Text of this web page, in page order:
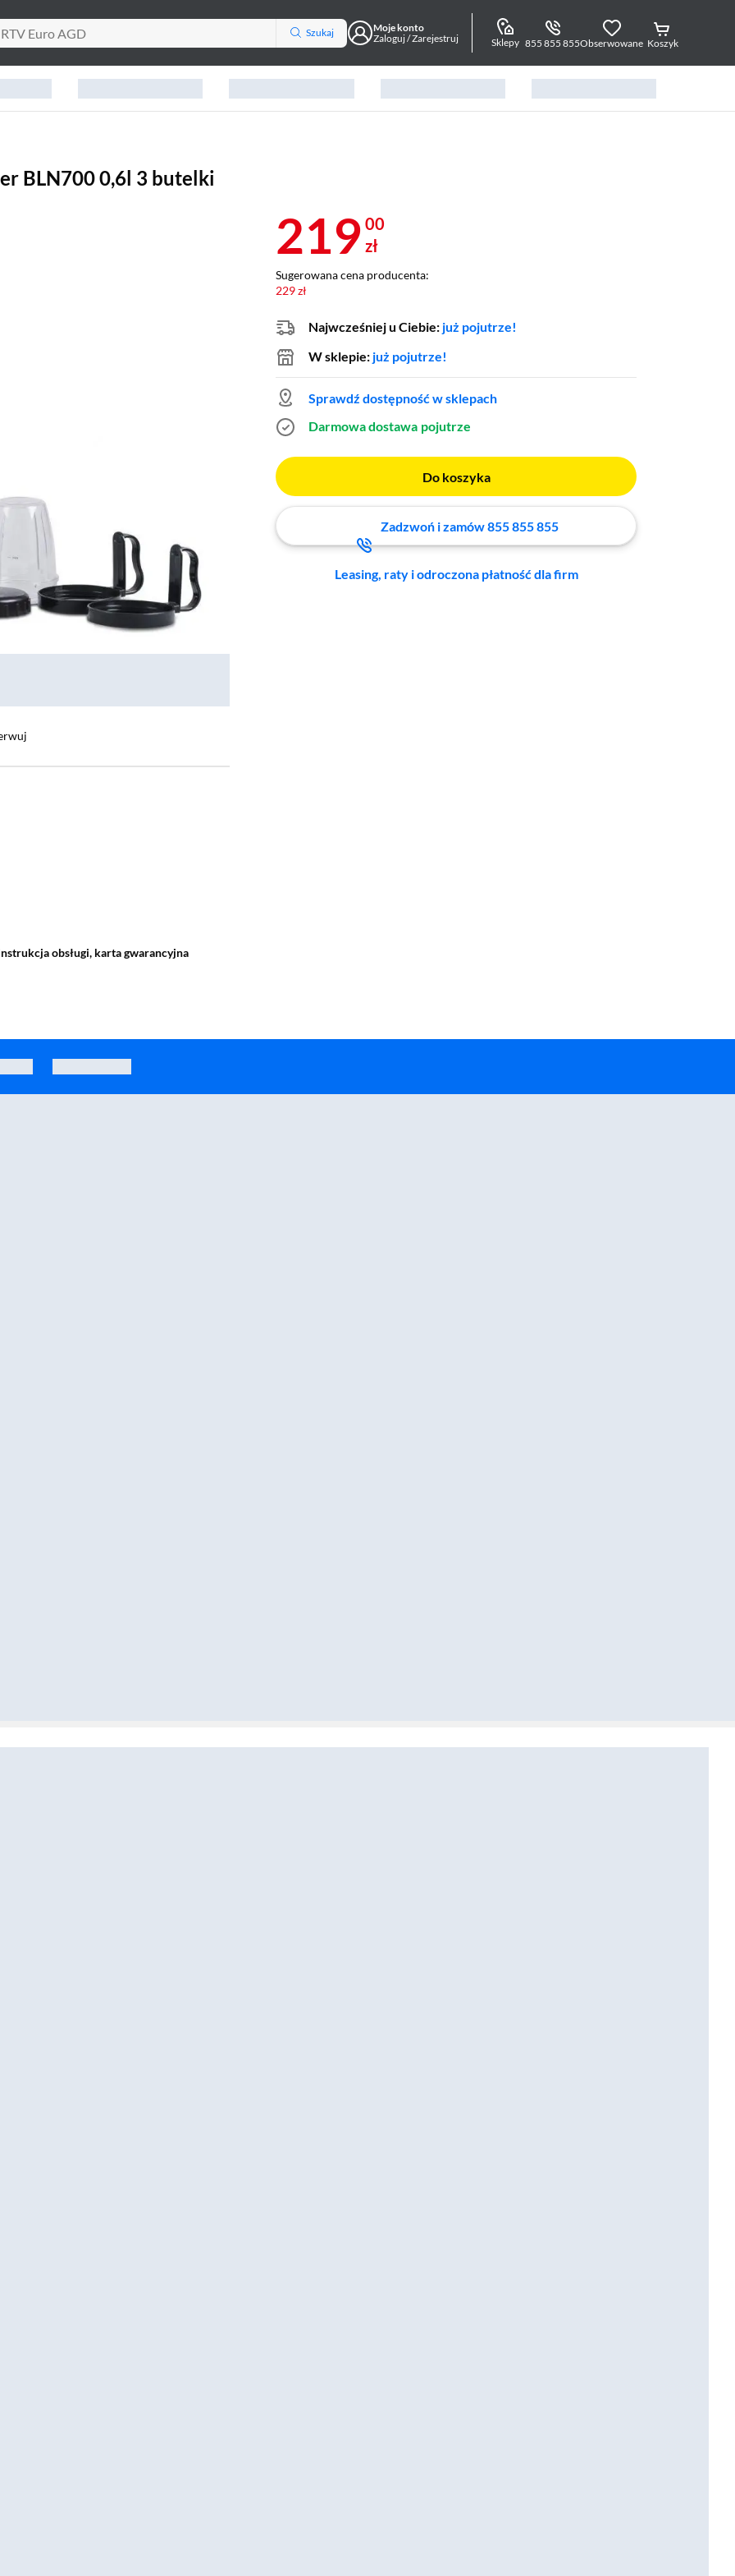
Szukaj
Moje konto
Zaloguj / Zarejestruj
Sklepy 855 855 855Obserwowane Koszyk
BLN700 0,6l 3 butelki
219 00
zł
Sugerowana cena producenta:
229 zł
Najwcześniej u Ciebie: już pojutrze!
W sklepie: już pojutrze!
Sprawdź dostępność w sklepach
Darmowa dostawa pojutrze
Do koszyka
Zadzwoń i zamów 855 855 855
Leasing, raty i odroczona płatność dla firm
obsługi, karta gwarancyjna